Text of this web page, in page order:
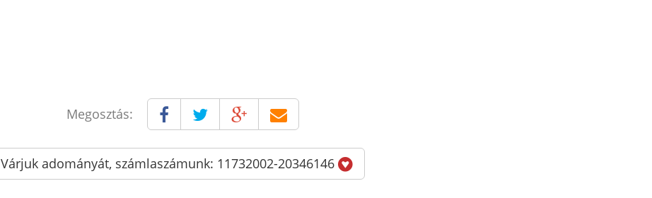
Megosztás:
Várjuk adományát, számlaszámunk: 11732002-20346146